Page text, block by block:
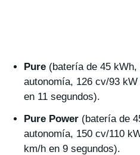
Pure (batería de 45
autonomía, 126 cv/93
en 11 segundos).
Pure Power (batería de
autonomía, 150 cv/110
km/h en 9 segundos).